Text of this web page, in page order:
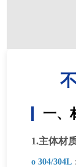
一、
1.主体材
o 304/304L